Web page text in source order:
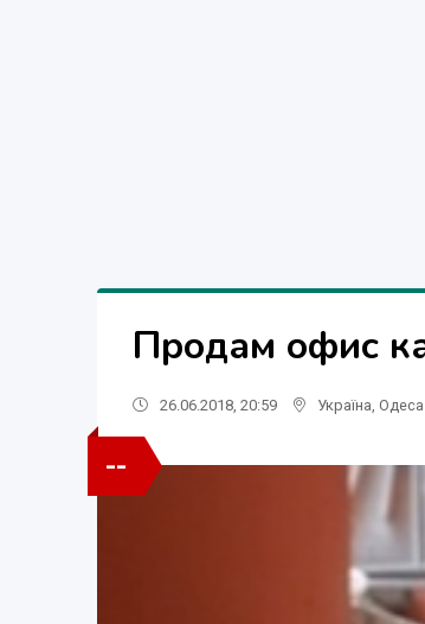
Продам офис
26.06.2018, 20:59 Україна Одеса
--